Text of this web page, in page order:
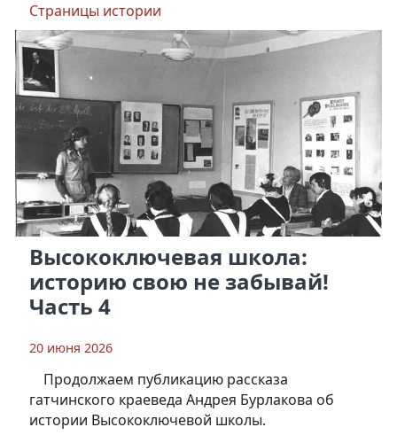
Страницы истории
Высокоключевая школа:
историю свою не забывай!
Часть 4
20 июня 2026
Продолжаем публикацию рассказа
гатчинского краеведа Андрея Бурлакова об
истории Высокоключевой школы.